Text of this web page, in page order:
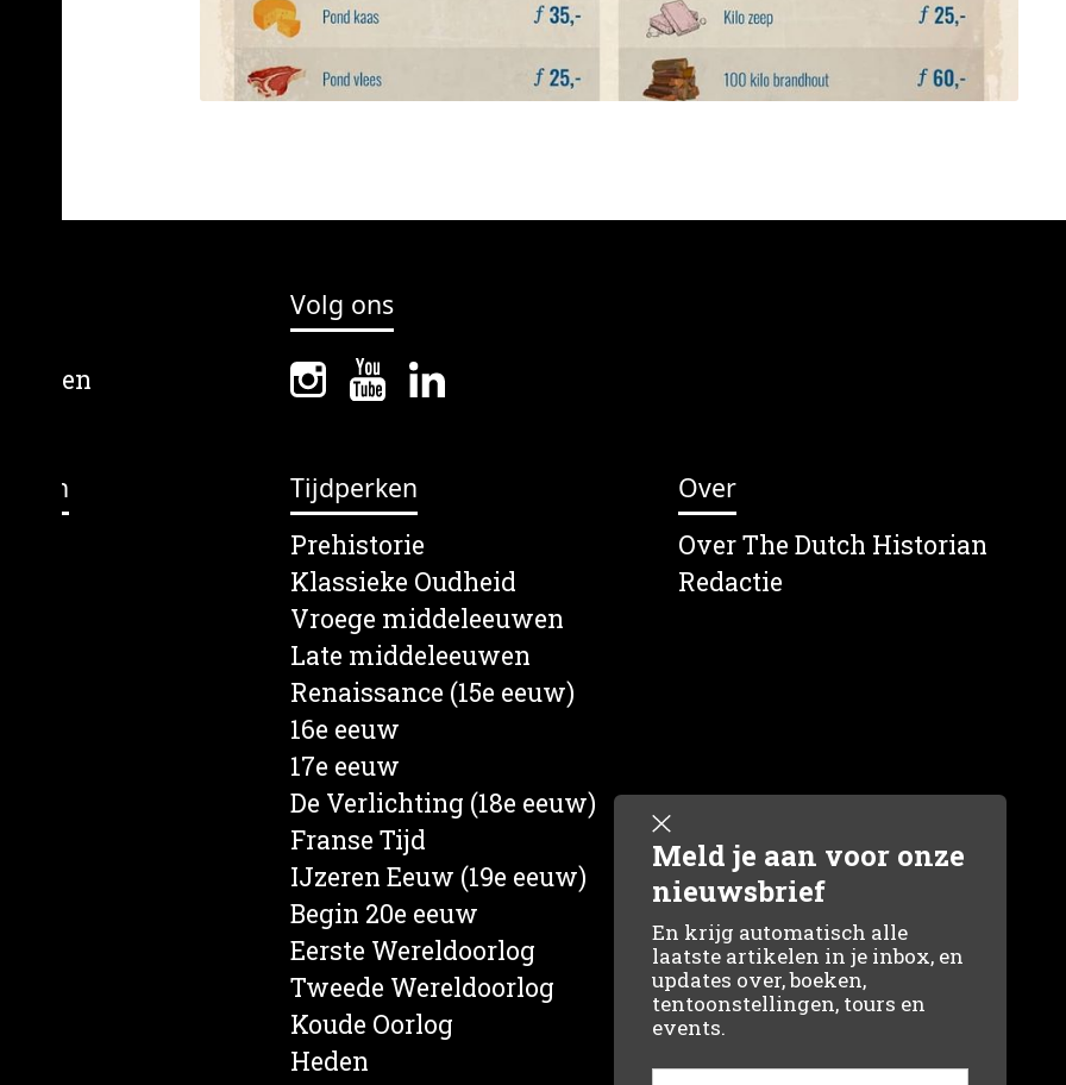
Meld je aan voor onze
nieuwsbrief
En krijg automatisch alle
laatste artikelen in je inbox, en
updates over, boeken,
tentoonstellingen, tours en
events.
Volg ons
Tijdperken
Prehistorie
Klassieke Oudheid
Vroege middeleeuwen
Late middeleeuwen
Renaissance (15e eeuw)
16e eeuw
17e eeuw
De Verlichting (18e eeuw)
Franse Tijd
IJzeren Eeuw (19e eeuw)
Begin 20e eeuw
Eerste Wereldoorlog
Tweede Wereldoorlog
Koude Oorlog
Heden
Over
Over The Dutch Historian
Redactie